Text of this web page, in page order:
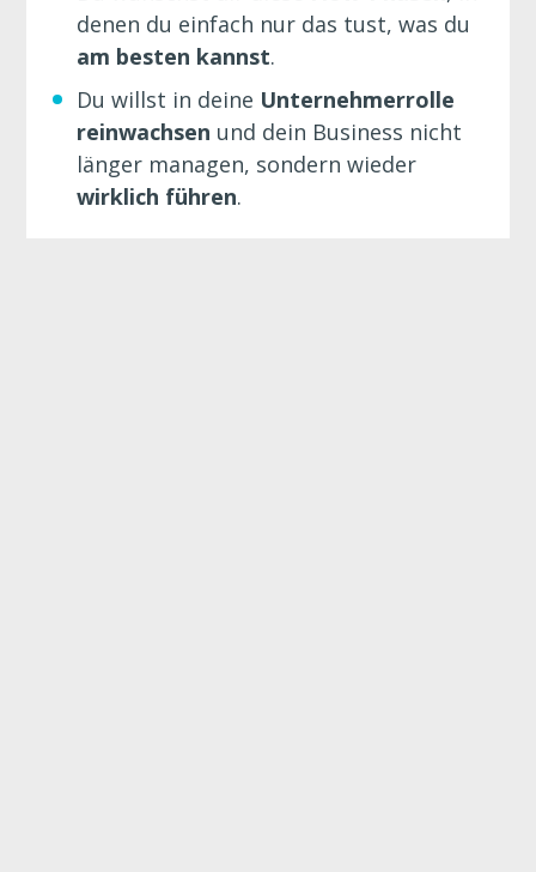
am besten kannst.
Du willst in deine Unternehmerrolle
reinwachsen und dein Business nicht
länger managen, sondern wieder
wirklich führen.